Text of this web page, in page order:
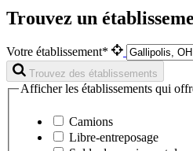
Trouvez un
Votre établissement*
Trouvez des établissements
Afficher les établissements qui
Camions
Libre-entreposage